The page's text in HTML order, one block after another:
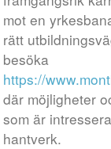
mot en
rätt
besöka
https://
där möjligheter
som är
hantverk.